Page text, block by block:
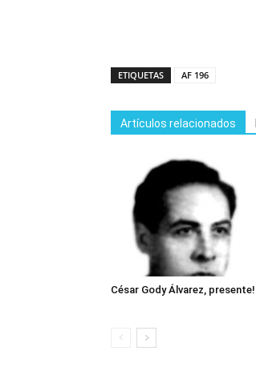
ETIQUETAS AF 196
Artículos relacionados
César Gody Álvarez, presente!